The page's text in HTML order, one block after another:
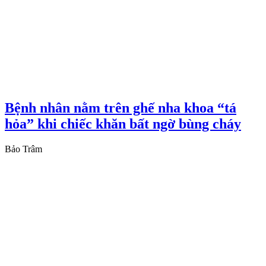
Bệnh nhân nằm trên ghế nha khoa “tá
hỏa” khi chiếc khăn bất ngờ bùng cháy
Bảo Trâm